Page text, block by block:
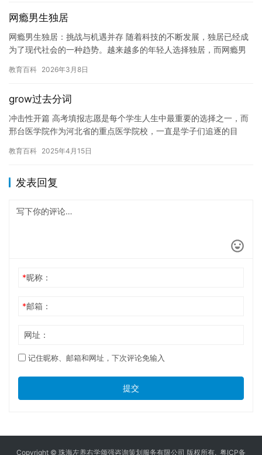
网瘾男生独居
网瘾男生独居：挑战与机遇并存 随着科技的不断发展，独居已经成
为了现代社会的一种趋势。越来越多的年轻人选择独居，而网瘾男
网络…
教育百科 2026年3月8日
grow过去分词
冲击性开篇 高考填报志愿是每个学生人生中最重要的选择之一，而
邢台医学院作为河北省的重点医学院校，一直是学子们追逐的目
握录取…
教育百科 2025年4月15日
发表回复
*昵称：
*邮箱：
网址：
记住昵称、邮箱和网址，下次评论免输入
提交
Copyright © 珠海左养右学颂强咨询策划服务有限公司 版权所有. 粤ICP备